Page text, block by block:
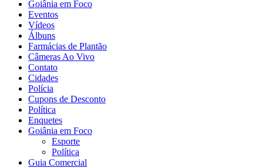
Goiânia em Foco
Eventos
Vídeos
Álbuns
Farmácias de Plantão
Câmeras Ao Vivo
Contato
Cidades
Polícia
Cupons de Desconto
Política
Enquetes
Goiânia em Foco
Esporte
Política
Guia Comercial